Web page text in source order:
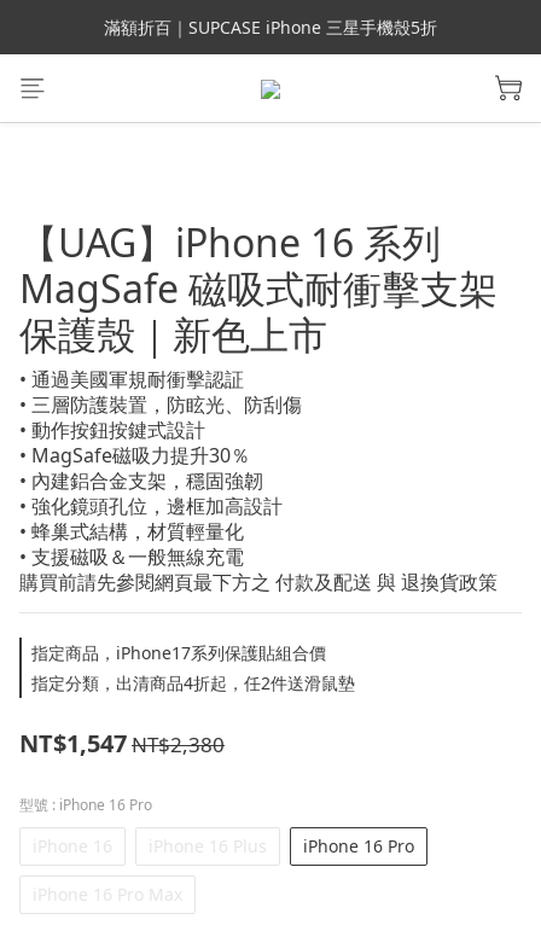
會員699免運｜父親節禮手機殼5折、行動電源66折
滿額折百｜SUPCASE iPhone 三星手機殼5折
會員699免運｜父親節禮手機殼5折、行動電源66折
【UAG】iPhone 16 系列
MagSafe 磁吸式耐衝擊支架
保護殼｜新色上市
• 通過美國軍規耐衝擊認証
• 三層防護裝置，防眩光、防刮傷
• 動作按鈕按鍵式設計
• MagSafe磁吸力提升30％
• 內建鋁合金支架，穩固強韌
• 強化鏡頭孔位，邊框加高設計
• 蜂巢式結構，材質輕量化
• 支援磁吸＆一般無線充電
購買前請先參閱網頁最下方之 付款及配送 與 退換貨政策
指定商品，iPhone17系列保護貼組合價
指定分類，出清商品4折起，任2件送滑鼠墊
NT$1,547NT$2,380
型號 : iPhone 16 Pro
iPhone 16 iPhone 16 Plus iPhone 16 Pro
iPhone 16 Pro Max